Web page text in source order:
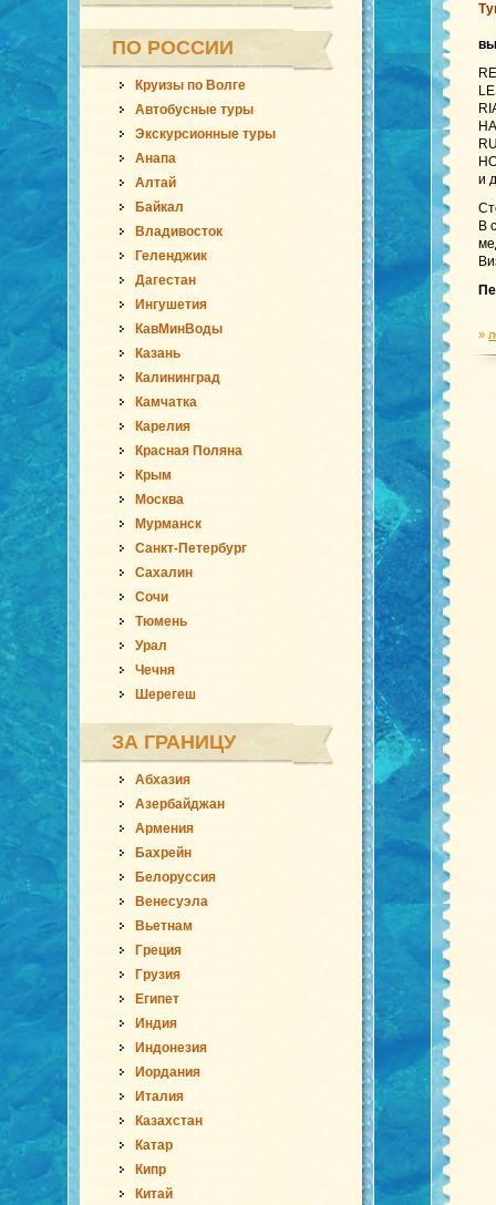
ПО РОССИИ
Круизы по Волге
Автобусные туры
Экскурсионные туры
Анапа
Алтай
Байкал
Владивосток
Геленджик
Дагестан
Ингушетия
КавМинВоды
Казань
Калининград
Камчатка
Карелия
Красная Поляна
Крым
Москва
Мурманск
Санкт-Петербург
Сахалин
Сочи
Тюмень
Урал
Чечня
Шерегеш
ЗА ГРАНИЦУ
Абхазия
Азербайджан
Армения
Бахрейн
Белоруссия
Венесуэла
Вьетнам
Греция
Грузия
Египет
Индия
Индонезия
Иордания
Италия
Казахстан
Катар
Кипр
Китай
и
В
»